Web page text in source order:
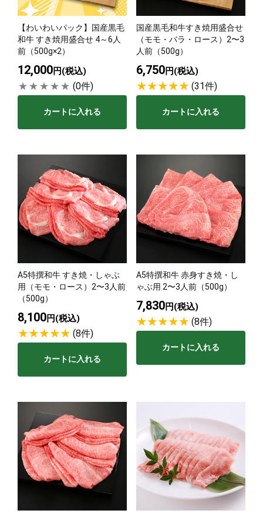
タレ類 村沢牛 京丹波平井牛
サステナブル・和牛
（熟）
贈り物・ギフト
【わいわいパック】国産黒毛
和牛 すき焼用盛合せ 4～6人
前（500g×2）
12,000円(税込)
(0件)
カートに入れる
国産黒毛和牛すき焼用盛合せ
（モモ・バラ・ロース）2〜3
人前（500g）
6,750円(税込)
(31件)
カートに入れる
A5特撰和牛 すき焼・しゃぶ
用（モモ・ロース）2〜3人前
（500g）
8,100円(税込)
(8件)
カートに入れる
A5特撰和牛 赤身すき焼・し
ゃぶ用 2〜3人前（500g）
7,830円(税込)
(8件)
カートに入れる